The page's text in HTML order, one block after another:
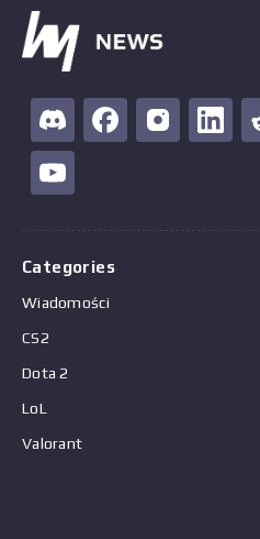
Categories
Wiadomości
CS2
Dota 2
LoL
Valorant